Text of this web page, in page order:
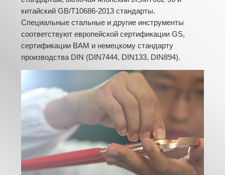
китайский GB/T10686-2013 стандарты.
Специальные стальные и другие инструменты
соответствуют европейской сертификации GS,
сертификации BAM и немецкому стандарту
производства DIN (DIN7444, DIN133, DIN894).